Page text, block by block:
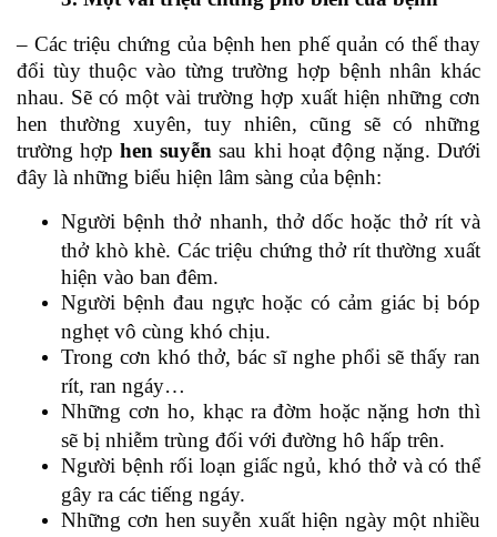
– Các triệu chứng của bệnh hen phế quản có thể thay
đổi tùy thuộc vào từng trường hợp bệnh nhân khác
nhau. Sẽ có một vài trường hợp xuất hiện những cơn
hen thường xuyên, tuy nhiên, cũng sẽ có những
trường hợphen suyễnsau khi hoạt động nặng. Dưới
đây là những biểu hiện lâm sàng của bệnh:
Người bệnh thở nhanh, thở dốc hoặc thở rít và
thở khò khè. Các triệu chứng thở rít thường xuất
hiện vào ban đêm.
Người bệnh đau ngực hoặc có cảm giác bị bóp
nghẹt vô cùng khó chịu.
Trong cơn khó thở, bác sĩ nghe phổi sẽ thấy ran
rít, ran ngáy…
Những cơn ho, khạc ra đờm hoặc nặng hơn thì
sẽ bị nhiễm trùng đối với đường hô hấp trên.
Người bệnh rối loạn giấc ngủ, khó thở và có thể
gây ra các tiếng ngáy.
Những cơn hen suyễn xuất hiện ngày một nhiều